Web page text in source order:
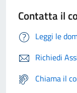
Contatta il
Leggi le
Richiedi
Chiama il